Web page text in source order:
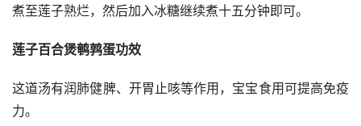
煮至莲子熟烂，然后加入冰糖继续煮十五分钟即可。
莲子百合煲鹌鹑蛋功效
这道汤有润肺健脾、开胃止咳等作用，宝宝食用可提高免疫
力。